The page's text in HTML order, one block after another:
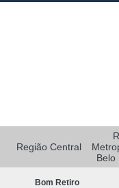
Rastreador
Rastreador
Região Central
Belo
Bom Retiro